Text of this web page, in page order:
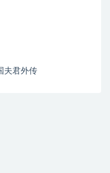
夫君外传